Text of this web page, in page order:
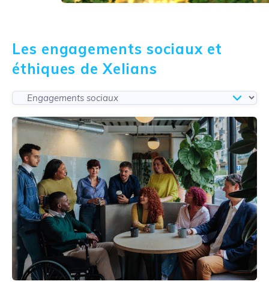
Les engagements sociaux et
éthiques de Xelians